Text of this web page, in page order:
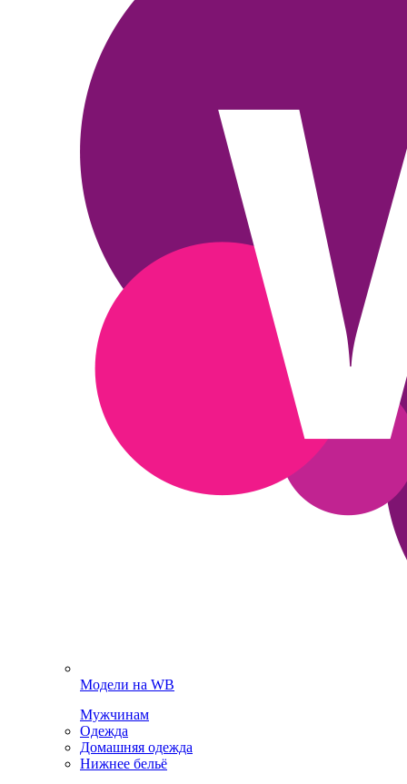
Модели на WB
Мужчинам
Одежда
Домашняя одежда
Нижнее бельё